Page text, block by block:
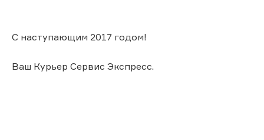
С наступающим 2017 годом!
Ваш Курьер Сервис Экспресс.